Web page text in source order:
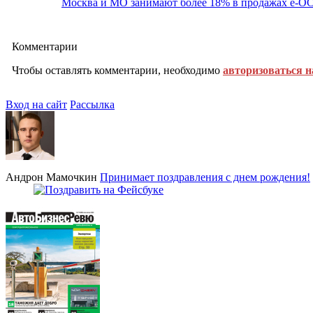
Комментарии
Чтобы оставлять комментарии, необходимо авторизоваться
Вход на сайт Рассылка
Андрон Мамочкин Принимает поздравления с днем рождения!